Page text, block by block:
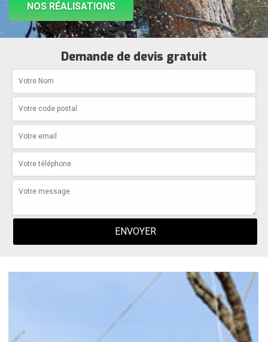
NOS RÉALISATIONS
Demande de devis gratuit